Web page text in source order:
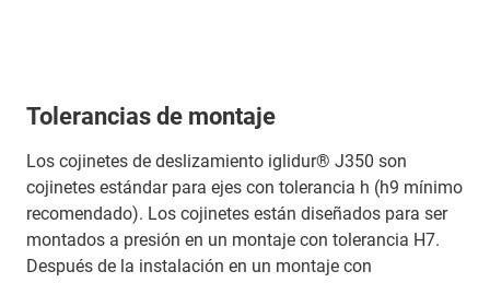
Tolerancias de montaje
Los cojinetes de deslizamiento iglidur® J350 son
cojinetes estándar para ejes con tolerancia h (h9 mínimo
recomendado). Los cojinetes están diseñados para ser
montados a presión en un montaje con tolerancia H7.
Después de la instalación en un montaje con